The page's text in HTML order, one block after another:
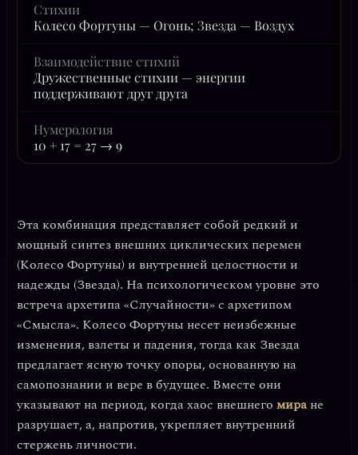
Стихии
Колесо Фортуны — Огонь; Звезда — Воздух
Взаимодействие стихий
Дружественные стихии — энергии
поддерживают друг друга
Нумерология
10 + 17 = 27 → 9
Эта комбинация представляет собой редкий и
мощный синтез внешних циклических перемен
(Колесо Фортуны) и внутренней целостности и
надежды (Звезда). На психологическом уровне это
встреча архетипа «Случайности» с архетипом
«Смысла». Колесо Фортуны несет неизбежные
изменения, взлеты и падения, тогда как Звезда
предлагает ясную точку опоры, основанную на
самопознании и вере в будущее. Вместе они
указывают на период, когда хаос внешнего мира не
разрушает, а, напротив,укрепляет внутренний
стерженьличности.